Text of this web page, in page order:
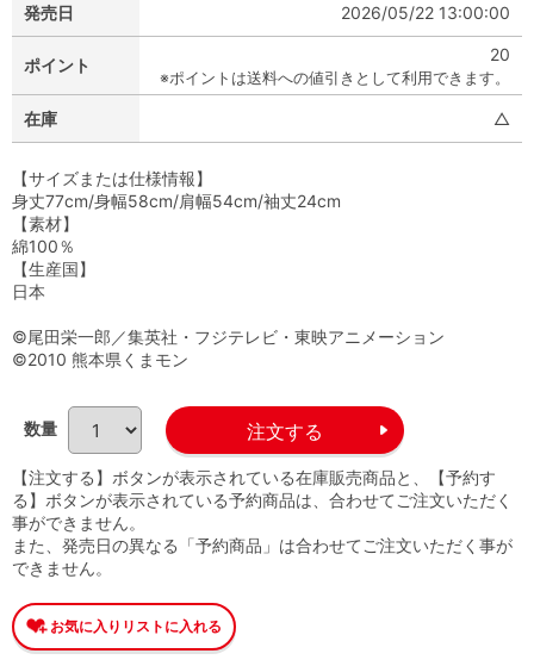
発売日 2026/05/22 13:00:00
ポイント
20
※ポイントは送料への値引きとして利用できます。
在庫 △
【サイズまたは仕様情報】
身丈77cm/身幅58cm/肩幅54cm/袖丈24cm
【素材】
綿100％
【生産国】
日本
©尾田栄一郎／集英社・フジテレビ・東映アニメーション
©2010 熊本県くまモン
数量
【注文する】ボタンが表示されている在庫販売商品と、【予約す
る】ボタンが表示されている予約商品は、合わせてご注文いただく
事ができません。
また、発売日の異なる「予約商品」は合わせてご注文いただく事が
できません。